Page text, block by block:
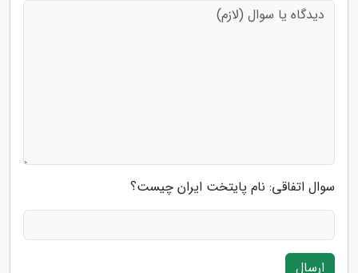
سوال اتفاقی: نام پایتخت ایران چیست؟
ارسال